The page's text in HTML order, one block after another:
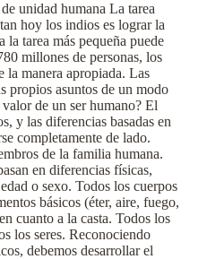
unidad humana La tarea
hoy los indios es lograr la
tarea más pequeña puede
millones de personas, los
la manera apropiada. Las
propios asuntos de un modo
de un ser humano? El
y las diferencias basadas en
completamente de lado.
de la familia humana.
en diferencias físicas,
o sexo. Todos los cuerpos
básicos (éter, aire, fuego,
cuanto a la casta. Todos los
los seres. Reconociendo
debemos desarrollar el